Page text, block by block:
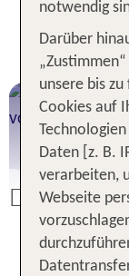
Previous
Mexiko
Karibikflair
notwendig
Darüber
unsere bis
Cookies auf
Daten [z. B.
verarbeiten,
Webseite